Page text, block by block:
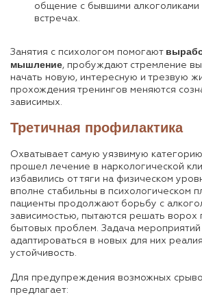
общение с бывшими алкоголиками
встречах.
Занятия с психологом помогают
мышление, пробуждают стремление
начать новую, интересную и трезвую
прохождения тренингов меняются
зависимых.
Третичная профилактика
Охватывает самую уязвимую
прошел лечение в наркологической
избавились от тяги на физическом
вполне стабильны в психологическом
пациенты продолжают борьбу с
зависимостью, пытаются решать ворох
бытовых проблем. Задача
адаптироваться в новых для них
устойчивость.
Для предупреждения возможных
предлагает: